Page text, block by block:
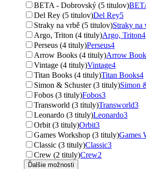
BETA - Dobrovský (5 titulov)
Del Rey (5 titulov)Del Rey5
Straky na vrbě (5 titulov)Straky na
Argo, Triton (4 tituly)Argo, Triton4
Perseus (4 tituly)Perseus4
Arrow Books (4 tituly)Arrow
Vintage (4 tituly)Vintage4
Titan Books (4 tituly)Titan Books4
Simon & Schuster (3 tituly)Simon
Fobos (3 tituly)Fobos3
Transworld (3 tituly)Transworld3
Leonardo (3 tituly)Leonardo3
Orbit (3 tituly)Orbit3
Games Workshop (3 tituly)Games
Classic (3 tituly)Classic3
Crew (2 tituly)Crew2
Ďalšie možnosti